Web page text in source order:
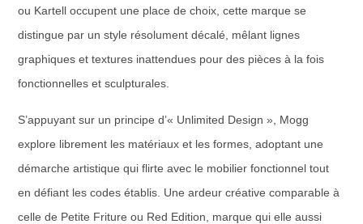
ou Kartell occupent une place de choix, cette marque se
distingue par un style résolument décalé, mêlant lignes
graphiques et textures inattendues pour des pièces à la fois
fonctionnelles et sculpturales.
S’appuyant sur un principe d’« Unlimited Design », Mogg
explore librement les matériaux et les formes, adoptant une
démarche artistique qui flirte avec le mobilier fonctionnel tout
en défiant les codes établis. Une ardeur créative comparable à
celle de Petite Friture ou Red Edition, marque qui elle aussi